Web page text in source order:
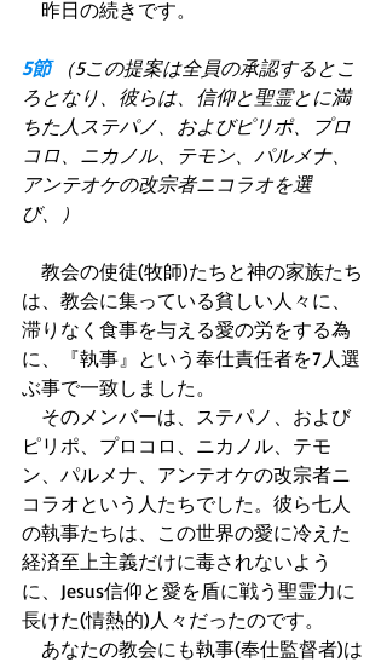
昨日の続きです。
5節 （5この提案は全員の承認するとこ
ろとなり、彼らは、信仰と聖霊とに満
ちた人ステパノ、およびピリポ、プロ
コロ、ニカノル、テモン、パルメナ、
アンテオケの改宗者ニコラオを選
び、）
教会の使徒(牧師)たちと神の家族たち
は、教会に集っている貧しい人々に、
滞りなく食事を与える愛の労をする為
に、『執事』という奉仕責任者を7人選
ぶ事で一致しました。
そのメンバーは、ステパノ、および
ピリポ、プロコロ、ニカノル、テモ
ン、パルメナ、アンテオケの改宗者ニ
コラオという人たちでした。彼ら七人
の執事たちは、この世界の愛に冷えた
経済至上主義だけに毒されないよう
に、Jesus信仰と愛を盾に戦う聖霊力に
長けた(情熱的)人々だったのです。
あなたの教会にも執事(奉仕監督者)は